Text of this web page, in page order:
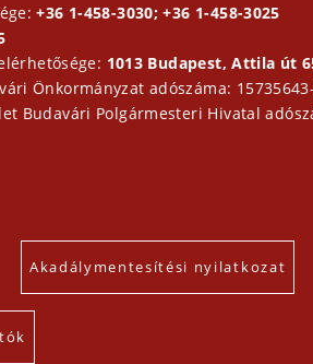
+36 1-458-3030; +36 1-458-3025
1013 Budapest, Attila út
Önkormányzat adószáma:
Budavári Polgármesteri Hivatal
Akadálymentesítési nyilatkozat